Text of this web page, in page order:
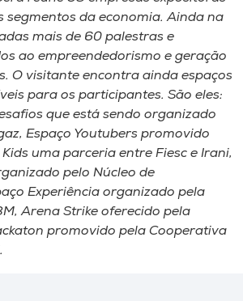
segmentos da economia. Ainda na
mais de 60 palestras e
ao empreendedorismo e geração
O visitante encontra ainda espaços
para os participantes. São eles:
que está sendo organizado
Espaço Youtubers promovido
uma parceria entre Fiesc e Irani,
pelo Núcleo de
Experiência organizado pela
Arena Strike oferecido pela
promovido pela Cooperativa